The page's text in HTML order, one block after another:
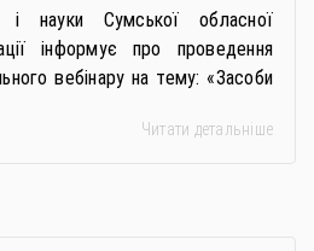
і науки Сумської обласної
інформує про проведення
вебінару на тему: «Засоби
вимоги та обрати безпечну і
Читати детальніше